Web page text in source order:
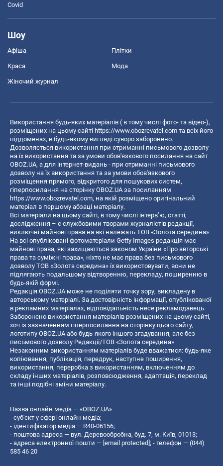
Covid
Шоу
Афіша Плітки
Краса Мода
Жіночий журнал
Використання будь-яких матеріалів ( в тому числі фото- та відео-),
розміщених на цьому сайті https://www.obozrevatel.com та всіх його
піддоменах, в будь-якому вигляді суворо заборонено.
Дозволяється використання при отриманні письмового дозволу
на їх використання та за умови обов'язкового посилання на сайт
OBOZ.UA, а для інтернет-видань - при отриманні письмового
дозволу на їх використання та за умови обов'язкового
розміщення прямого, відкритого для пошукових систем,
гіперпосилання на сторінку OBOZ.UA за посиланням
https://www.obozrevatel.com, на якій розміщено оригінальний
матеріал в першому абзаці матеріалу.
Всі матеріали на цьому сайті, в тому числі інтерв’ю, статті,
дослідження – є службовими творами журналістів редакції,
виключні майнові права на які належать ТОВ «Золота середина».
На всі опубліковані фотоматеріали Getty Images редакція має
майнові права, які захищаються законом України «Про авторські
права та суміжні права», ніхто не має права без письмового
дозволу ТОВ «Золота середина» їх використовувати, вони не
підлягають подальшому відтворенню, перекладу, поширенню в
будь-якій формі.
Редакція OBOZ.UA може не поділяти точку зору, викладену в
авторському матеріалі. За достовірність інформації, опублікованої
в рекламних матеріалах, відповідальність несе рекламодавець.
Заборонено використання матеріалів розміщених на цьому сайті,
хоч із зазначенням гіперпосилання на сторінку цього сайту,
логотипу OBOZ.UA або будь-якого іншого згадування, але без
письмового дозволу Редакції/ТОВ «Золота середина»
Незаконним використанням матеріалів буде вважатися: будь-яке
копiювання, публiкацiя, передрук, наступне поширення,
використання, переробка з використанням, включенням до
складу інших матеріалів, розповсюдження, адаптація, переклад
та інші подібні зміни матеріалу.
Назва онлайн медіа — «OBOZ.UA»
- суб'єкт у сфері онлайн медіа;
- ідентифікатор медіа — R40-06156;
- поштова адреса — вул. Деревообробна, буд. 7, м. Київ, 01013;
- адреса електронної пошти — [email protected]; - телефон — (044)
585 46 20